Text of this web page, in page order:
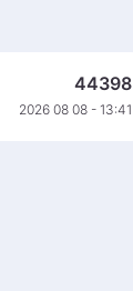
44398
2026 08 08 - 13:41